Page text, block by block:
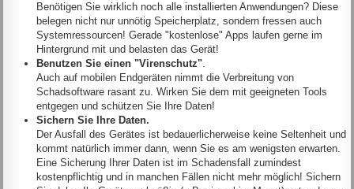
Benötigen Sie wirklich noch alle installierten Anwendungen? Diese
belegen nicht nur unnötig Speicherplatz, sondern fressen auch
Systemressourcen! Gerade "kostenlose" Apps laufen gerne im
Hintergrund mit und belasten das Gerät!
Benutzen Sie einen "Virenschutz".
Auch auf mobilen Endgeräten nimmt die Verbreitung von
Schadsoftware rasant zu. Wirken Sie dem mit geeigneten Tools
entgegen und schützen Sie Ihre Daten!
Sichern Sie Ihre Daten.
Der Ausfall des Gerätes ist bedauerlicherweise keine Seltenheit und
kommt natürlich immer dann, wenn Sie es am wenigsten erwarten.
Eine Sicherung Ihrer Daten ist im Schadensfall zumindest
kostenpflichtig und in manchen Fällen nicht mehr möglich! Sichern